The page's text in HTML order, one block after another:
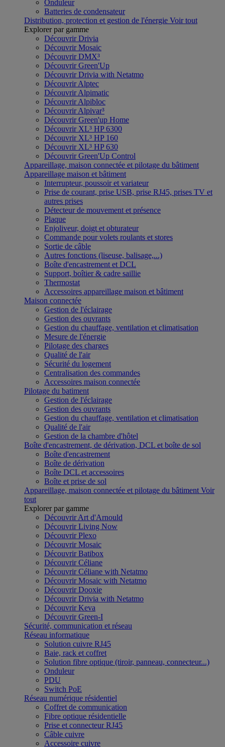
Onduleur
Batteries de condensateur
Distribution, protection et gestion de l'énergie Voir tout
Explorer par gamme
Découvrir Drivia
Découvrir Mosaic
Découvrir DMX³
Découvrir Green'Up
Découvrir Drivia with Netatmo
Découvrir Alptec
Découvrir Alpimatic
Découvrir Alpibloc
Découvrir Alpivar³
Découvrir Green'up Home
Découvrir XL³ HP 6300
Découvrir XL³ HP 160
Découvrir XL³ HP 630
Découvrir Green'Up Control
Appareillage, maison connectée et pilotage du bâtiment
Appareillage maison et bâtiment
Interrupteur, poussoir et variateur
Prise de courant, prise USB, prise RJ45, prises TV et
autres prises
Détecteur de mouvement et présence
Plaque
Enjoliveur, doigt et obturateur
Commande pour volets roulants et stores
Sortie de câble
Autres fonctions (liseuse, balisage,...)
Boîte d'encastrement et DCL
Support, boîtier & cadre saillie
Thermostat
Accessoires appareillage maison et bâtiment
Maison connectée
Gestion de l'éclairage
Gestion des ouvrants
Gestion du chauffage, ventilation et climatisation
Mesure de l'énergie
Pilotage des charges
Qualité de l'air
Sécurité du logement
Centralisation des commandes
Accessoires maison connectée
Pilotage du batiment
Gestion de l'éclairage
Gestion des ouvrants
Gestion du chauffage, ventilation et climatisation
Qualité de l'air
Gestion de la chambre d'hôtel
Boîte d'encastrement, de dérivation, DCL et boîte de sol
Boîte d'encastrement
Boîte de dérivation
Boîte DCL et accessoires
Boîte et prise de sol
Appareillage, maison connectée et pilotage du bâtiment Voir
tout
Explorer par gamme
Découvrir Art d'Arnould
Découvrir Living Now
Découvrir Plexo
Découvrir Mosaic
Découvrir Batibox
Découvrir Céliane
Découvrir Céliane with Netatmo
Découvrir Mosaic with Netatmo
Découvrir Dooxie
Découvrir Drivia with Netatmo
Découvrir Keva
Découvrir Green-I
Sécurité, communication et réseau
Réseau informatique
Solution cuivre RJ45
Baie, rack et coffret
Solution fibre optique (tiroir, panneau, connecteur...)
Onduleur
PDU
Switch PoE
Réseau numérique résidentiel
Coffret de communication
Fibre optique résidentielle
Prise et connecteur RJ45
Câble cuivre
Accessoire cuivre